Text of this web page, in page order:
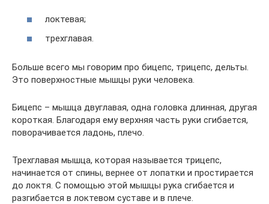
локтевая;
трехглавая.
Больше всего мы говорим про бицепс, трицепс, дельты.
Это поверхностные мышцы руки человека.
Бицепс – мышца двуглавая, одна головка длинная, другая
короткая. Благодаря ему верхняя часть руки сгибается,
поворачивается ладонь, плечо.
Трехглавая мышца, которая называется трицепс,
начинается от спины, вернее от лопатки и простирается
до локтя. С помощью этой мышцы рука сгибается и
разгибается в локтевом суставе и в плече.